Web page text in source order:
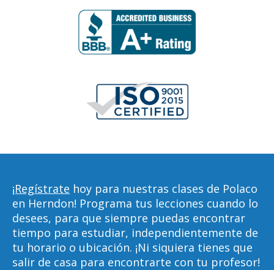
¡Regístrate hoy para nuestras clases de Polaco
en Herndon! Programa tus lecciones cuando lo
desees, para que siempre puedas encontrar
tiempo para estudiar, independientemente de
tu horario o ubicación. ¡Ni siquiera tienes que
salir de casa para encontrarte con tu profesor!